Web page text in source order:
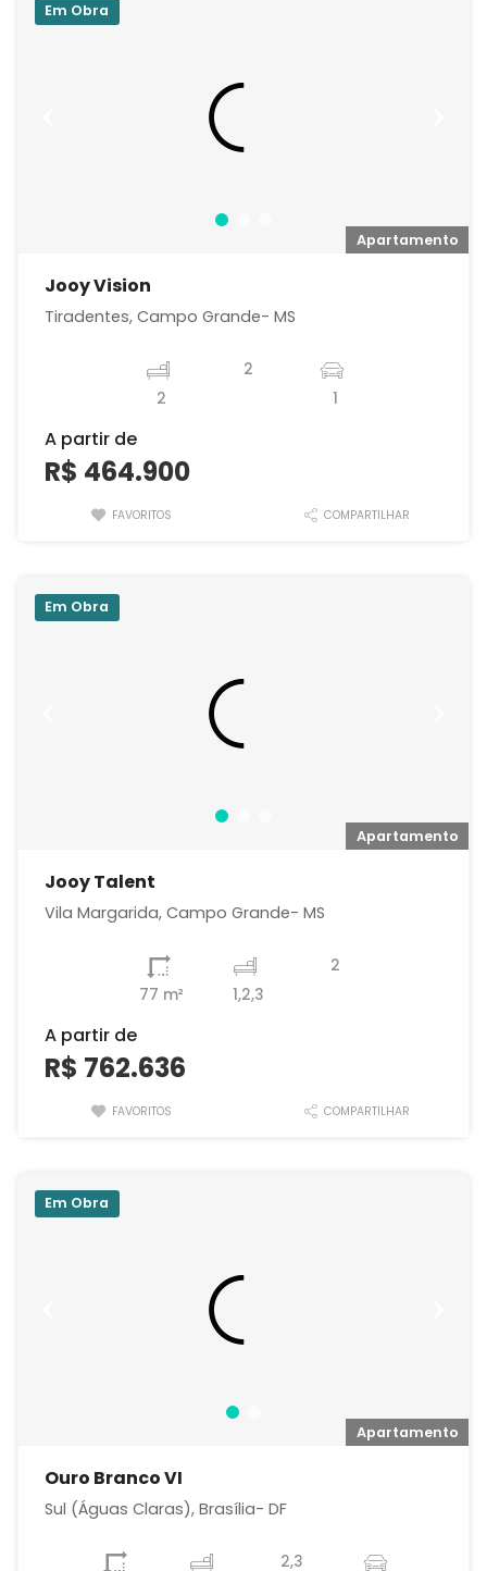
Apartamento
Em Obra
Jooy Vision
Tiradentes, Campo Grande- MS
2
2
1
A partir de
R$ 464.900
FAVORITOS COMPARTILHAR
Apartamento
Em Obra
Jooy Talent
Vila Margarida, Campo Grande- MS
77 m² 1,2,3
2
A partir de
R$ 762.636
FAVORITOS COMPARTILHAR
Apartamento
Em Obra
Ouro Branco VI
Sul (Águas Claras), Brasília- DF
2,3